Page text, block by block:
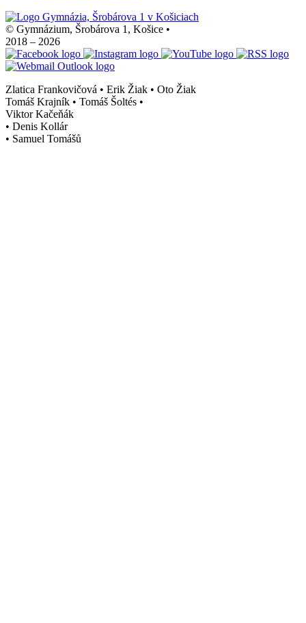
© Gymnázium, Šrobárova 1, Košice •
2018 – 2026
Zlatica Frankovičová • Erik Žiak • Oto Žiak
Tomáš Krajník • Tomáš Šoltés •
Viktor Kačeňák
• Denis Kollár
• Samuel Tomášů